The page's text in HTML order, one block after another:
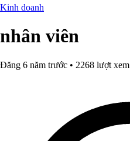
Kinh doanh
nhân viên
Đăng 6 năm trước • 2268 lượt xem